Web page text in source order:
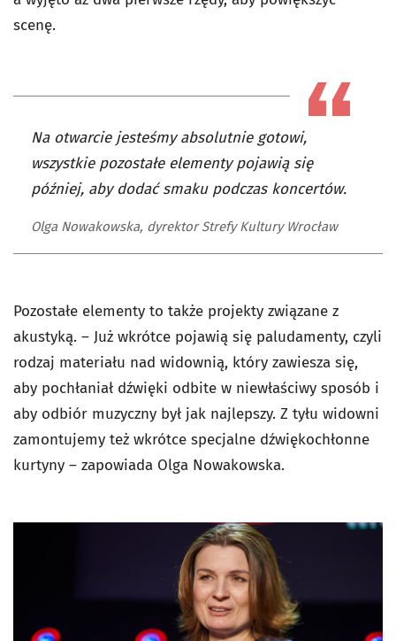
scenę.
Na otwarcie jesteśmy absolutnie gotowi,
wszystkie pozostałe elementy pojawią się
później, aby dodać smaku podczas koncertów.
Olga Nowakowska, dyrektor Strefy Kultury Wrocław
Pozostałe elementy to także projekty związane z
akustyką. – Już wkrótce pojawią się paludamenty, czyli
rodzaj materiału nad widownią, który zawiesza się,
aby pochłaniał dźwięki odbite w niewłaściwy sposób i
aby odbiór muzyczny był jak najlepszy. Z tyłu widowni
zamontujemy też wkrótce specjalne dźwiękochłonne
kurtyny – zapowiada Olga Nowakowska.